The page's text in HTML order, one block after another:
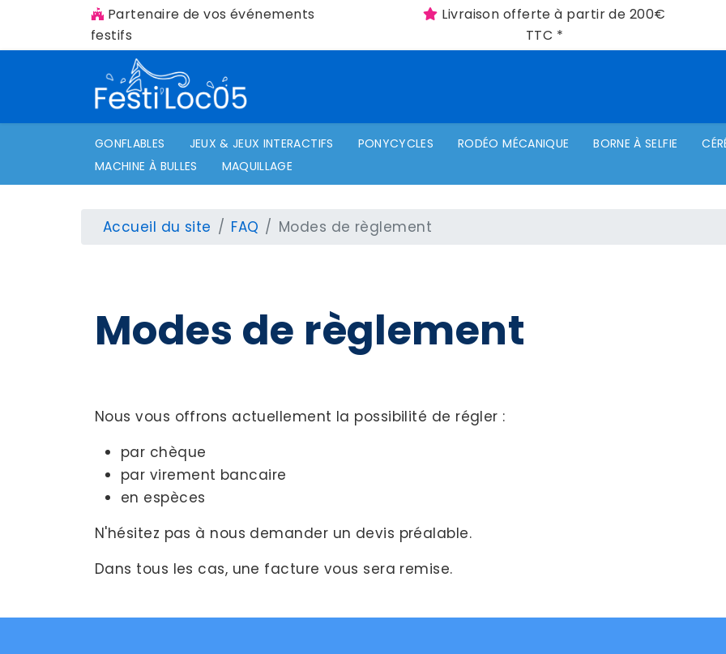
Partenaire de vos événements
festifs
Livraison offerte à partir de 200€
TTC *
GONFLABLES JEUX & JEUX INTERACTIFS PONYCYCLES RODÉO MÉCANIQUE BORNE À SELFIE
MACHINE À BULLES
MAQUILLAGE
Accueil du site FAQ Modes de règlement
Modes de règlement
Nous vous offrons actuellement la possibilité de régler :
par chèque
par virement bancaire
en espèces
N'hésitez pas à nous demander un devis préalable.
Dans tous les cas, une facture vous sera remise.